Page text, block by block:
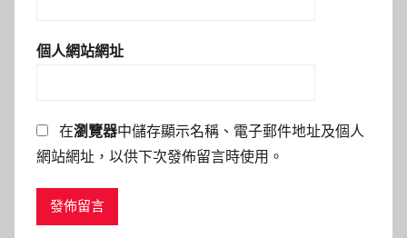
個人網站網址
在瀏覽器中儲存顯示名稱、電子郵件地址及個人
網站網址，以供下次發佈留言時使用。